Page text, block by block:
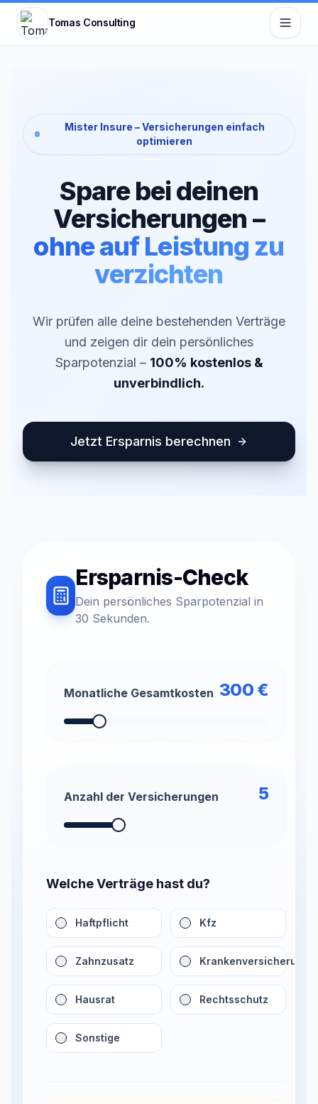
Zum Hauptinhalt springen
Tomas Consulting
Mister Insure – Versicherungen einfach
optimieren
Spare bei deinen
Versicherungen –
ohne auf Leistung zu
verzichten
Wir prüfen alle deine bestehenden Verträge
und zeigen dir dein persönliches
Sparpotenzial – 100% kostenlos &
unverbindlich.
Kurz erklärt: Mister Insure ist der Service von Tomas
Jetzt Ersparnis berechnen
Ersparnis-Check
Dein persönliches Sparpotenzial in
30 Sekunden.
Monatliche Gesamtkosten 300 €
Anzahl der Versicherungen 5
Welche Verträge hast du?
Haftpflicht Kfz
Zahnzusatz Krankenversicherung
Hausrat Rechtsschutz
Sonstige